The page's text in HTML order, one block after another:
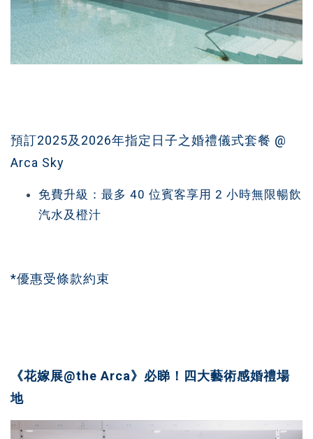
預訂2025及2026年指定日子之婚禮儀式套餐 @
Arca Sky
免費升級：最多 40 位賓客享用 2 小時無限暢飲
汽水及橙汁
*優惠受條款約束
《花嫁展@the Arca》必睇！四大藝術感婚禮場
地